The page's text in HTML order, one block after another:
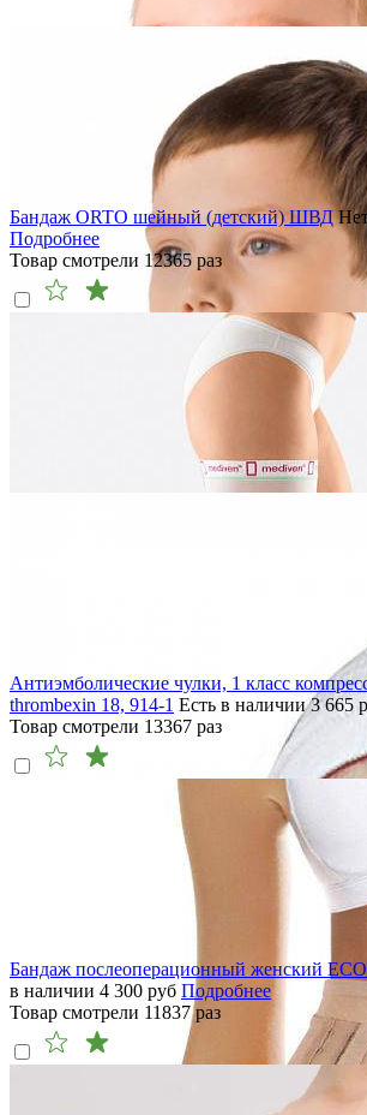
Бандаж ORTO шейный (детский) ШВД
Подробнее
Товар смотрели 12365 раз
Антиэмболические чулки, 1 класс
thrombexin 18, 914-1 Есть в наличии 3 665
Товар смотрели 13367 раз
Бандаж послеоперационный женский
в наличии 4 300 руб Подробнее
Товар смотрели 11837раз